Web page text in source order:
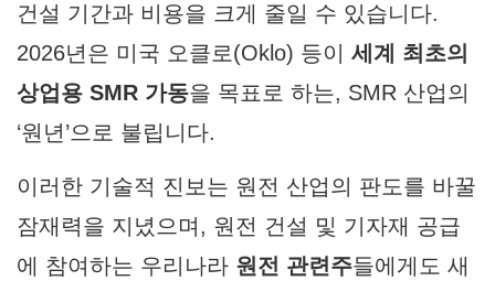
건설 기간과 비용을 크게 줄일 수 있습니다.
2026년은 미국 오클로(Oklo) 등이 세계 최초의
상업용 SMR 가동을 목표로 하는, SMR 산업의
‘원년’으로 불립니다.
이러한 기술적 진보는 원전 산업의 판도를 바꿀
잠재력을 지녔으며, 원전 건설 및 기자재 공급
에 참여하는 우리나라 원전 관련주들에게도 새